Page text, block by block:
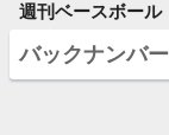
週刊ベースボール
バックナンバー